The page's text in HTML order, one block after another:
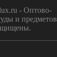
- Оптово-
и предметов